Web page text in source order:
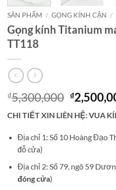
SẢN PHẨM / GỌNG KÍNH CẬN /
Gọng kính Titanium
TT118
₫5,300,000 Giá
gốc
là:
₫
CHI TIẾT XIN LIÊN HỆ: VUA
Địa chỉ 1: Số 10 Hoàng Đạo
đỗ cửa)
Địa chỉ 2: Số 79, ngõ 59
đóng cửa)